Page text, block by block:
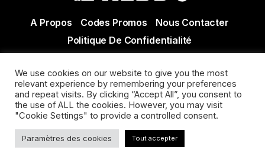
A Propos Codes Promos
Nous Contacter
Politique De Confidentialité
Actualité Agen - Actualité en lot et Garonne - Actualité
Villeneuve sur Lot
We use cookies on our website to give you the most
relevant experience by remembering your preferences
and repeat visits. By clicking “Accept All”, you consent to
the use of ALL the cookies. However, you may visit
"Cookie Settings" to provide a controlled consent.
Paramètres des cookies Tout accepter